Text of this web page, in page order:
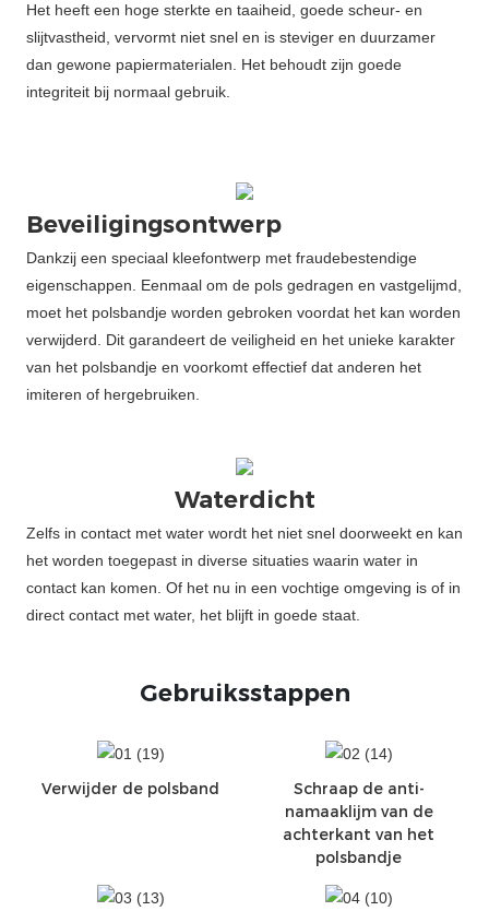
Het heeft een hoge sterkte en taaiheid, goede scheur- en
slijtvastheid, vervormt niet snel en is steviger en duurzamer
dan gewone papiermaterialen. Het behoudt zijn goede
integriteit bij normaal gebruik.
Beveiligingsontwerp
Dankzij een speciaal kleefontwerp met fraudebestendige
eigenschappen. Eenmaal om de pols gedragen en vastgelijmd,
moet het polsbandje worden gebroken voordat het kan worden
verwijderd. Dit garandeert de veiligheid en het unieke karakter
van het polsbandje en voorkomt effectief dat anderen het
imiteren of hergebruiken.
Waterdicht
Zelfs in contact met water wordt het niet snel doorweekt en kan
het worden toegepast in diverse situaties waarin water in
contact kan komen. Of het nu in een vochtige omgeving is of in
direct contact met water, het blijft in goede staat.
Gebruiksstappen
Verwijder de polsband
Schraap de anti-
namaaklijm van de
achterkant van het
polsbandje